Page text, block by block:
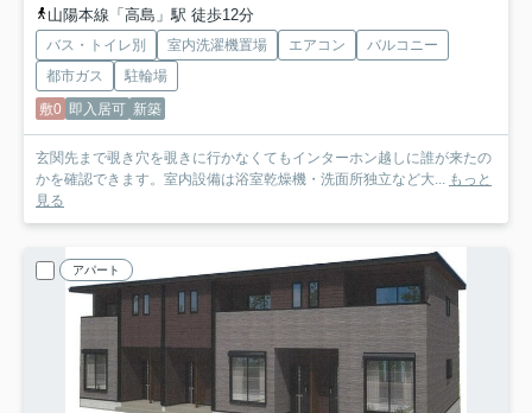
山陽本線「高島」駅 徒歩12分
バス・トイレ別 室内洗濯機置場 エアコン
バルコニー
都市ガス
駐輪場
敷0 即入居可 新築
玄関先まで覗き穴を覗きに行かなくてもインターホン越しに誰が来たの
かを確認できます。室内設備は浴室乾燥機・洗面所独立など大... もっと
見る
アパート